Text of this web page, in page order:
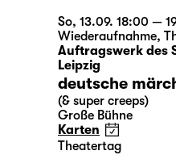
So, 13.09. 18:00 —
Wiederaufnahme,
Auftragswerk des
Leipzig
deutsche
(& super creeps)
Große Bühne
Karten
Theatertag